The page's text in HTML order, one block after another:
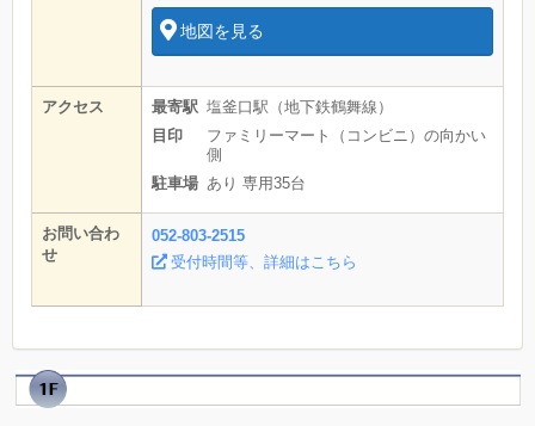
地図を見る
アクセス 最寄駅 塩釜口駅（地下鉄鶴舞線）
目印
ファミリーマート（コンビニ）の向かい
側
駐車場 あり 専用35台
お問い合わ
せ
052-803-2515
受付時間等、詳細はこちら